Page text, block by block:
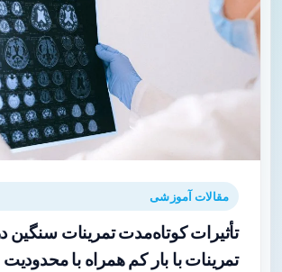
مقالات آموزشی
تأثیرات کوتاه‌مدت تمرینات سنگین در
تمرینات با بار کم همراه با